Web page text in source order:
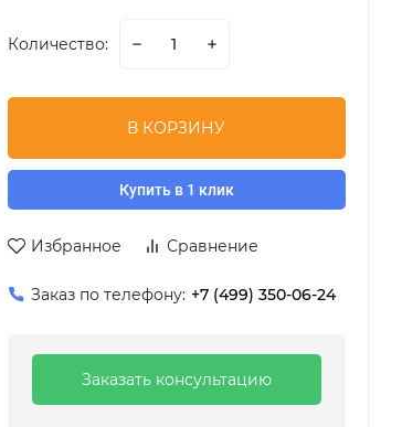
Количество:
В КОРЗИНУ
Купить в 1 клик
Избранное Сравнение
Заказ по телефону: +7 (499) 350-06-24
Заказать консультацию